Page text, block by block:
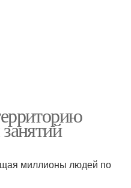
миллионы людей по